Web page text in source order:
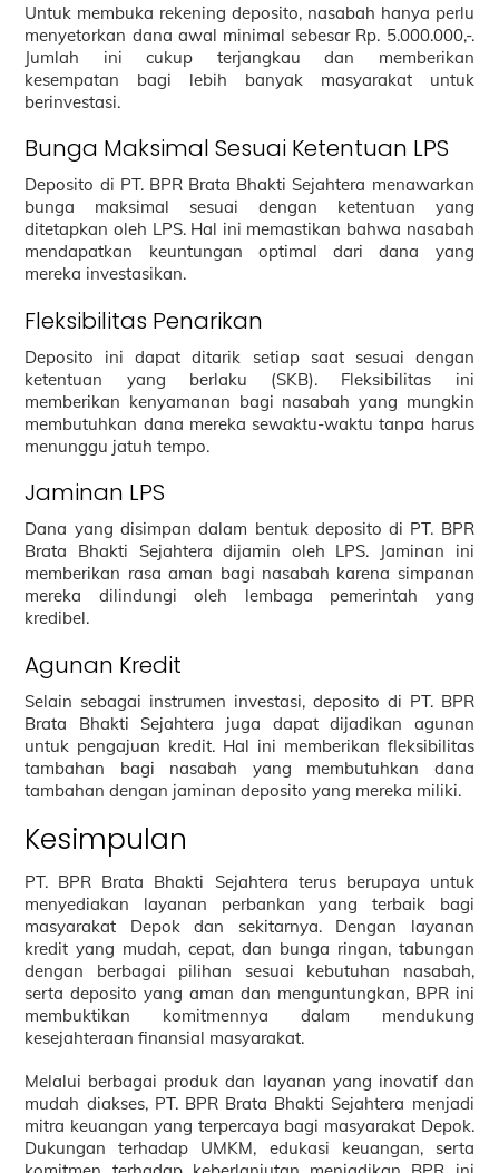
Untuk membuka rekening deposito, nasabah hanya perlu
menyetorkan dana awal minimal sebesar Rp. 5.000.000,-.
Jumlah ini cukup terjangkau dan memberikan
kesempatan bagi lebih banyak masyarakat untuk
berinvestasi.
Bunga Maksimal Sesuai Ketentuan LPS
Deposito di PT. BPR Brata Bhakti Sejahtera menawarkan
bunga maksimal sesuai dengan ketentuan yang
ditetapkan oleh LPS. Hal ini memastikan bahwa nasabah
mendapatkan keuntungan optimal dari dana yang
mereka investasikan.
Fleksibilitas Penarikan
Deposito ini dapat ditarik setiap saat sesuai dengan
ketentuan yang berlaku (SKB). Fleksibilitas ini
memberikan kenyamanan bagi nasabah yang mungkin
membutuhkan dana mereka sewaktu-waktu tanpa harus
menunggu jatuh tempo.
Jaminan LPS
Dana yang disimpan dalam bentuk deposito di PT. BPR
Brata Bhakti Sejahtera dijamin oleh LPS. Jaminan ini
memberikan rasa aman bagi nasabah karena simpanan
mereka dilindungi oleh lembaga pemerintah yang
kredibel.
Agunan Kredit
Selain sebagai instrumen investasi, deposito di PT. BPR
Brata Bhakti Sejahtera juga dapat dijadikan agunan
untuk pengajuan kredit. Hal ini memberikan fleksibilitas
tambahan bagi nasabah yang membutuhkan dana
tambahan dengan jaminan deposito yang mereka miliki.
Kesimpulan
PT. BPR Brata Bhakti Sejahtera terus berupaya untuk
menyediakan layanan perbankan yang terbaik bagi
masyarakat Depok dan sekitarnya. Dengan layanan
kredit yang mudah, cepat, dan bunga ringan, tabungan
dengan berbagai pilihan sesuai kebutuhan nasabah,
serta deposito yang aman dan menguntungkan, BPR ini
membuktikan komitmennya dalam mendukung
kesejahteraan finansial masyarakat.
Melalui berbagai produk dan layanan yang inovatif dan
mudah diakses, PT. BPR Brata Bhakti Sejahtera menjadi
mitra keuangan yang terpercaya bagi masyarakat Depok.
Dukungan terhadap UMKM, edukasi keuangan, serta